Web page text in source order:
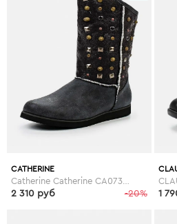
CATHERINE
-20%
2 310 руб 1